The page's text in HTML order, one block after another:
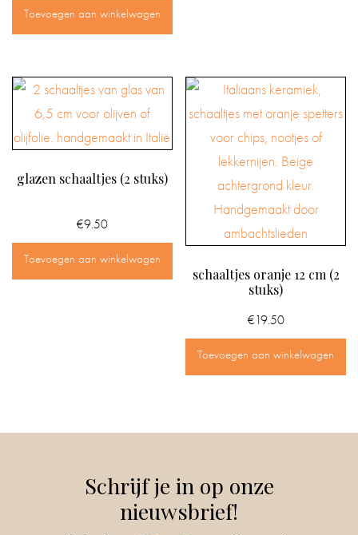
Toevoegen aan winkelwagen
glazen schaaltjes (2 stuks)
€9.50
Toevoegen aan winkelwagen
schaaltjes oranje 12 cm (2
stuks)
€19.50
Toevoegen aan winkelwagen
Schrijf je in op onze
nieuwsbrief!